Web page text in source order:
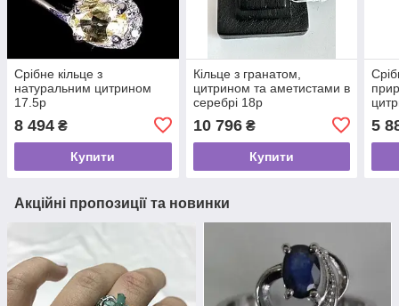
Срібне кільце з
натуральним цитрином
17.5p
8 494 ₴
Купити
Кільце з гранатом,
цитрином та аметистами в
серебрі 18p
10 796₴
Купити
5
Акційні пропозиції та новинки